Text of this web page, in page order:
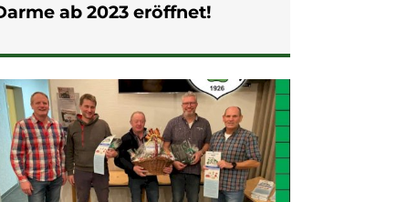
ab 2023 eröffnet!